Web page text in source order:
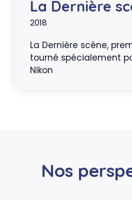
La Dernière
2018
La Dernière scène,
tourné spécialement
Nikon
Nos